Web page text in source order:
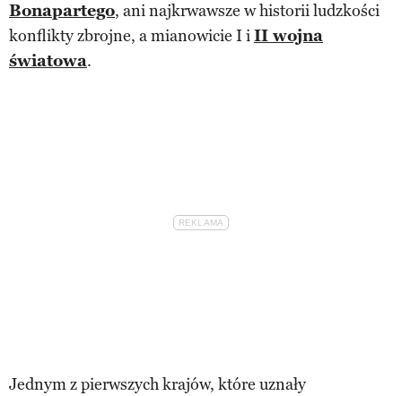
Bonapartego, ani najkrwawsze w historii ludzkości
konflikty zbrojne, a mianowicie I iII wojna
światowa.
Jednym z pierwszych krajów, które uznały